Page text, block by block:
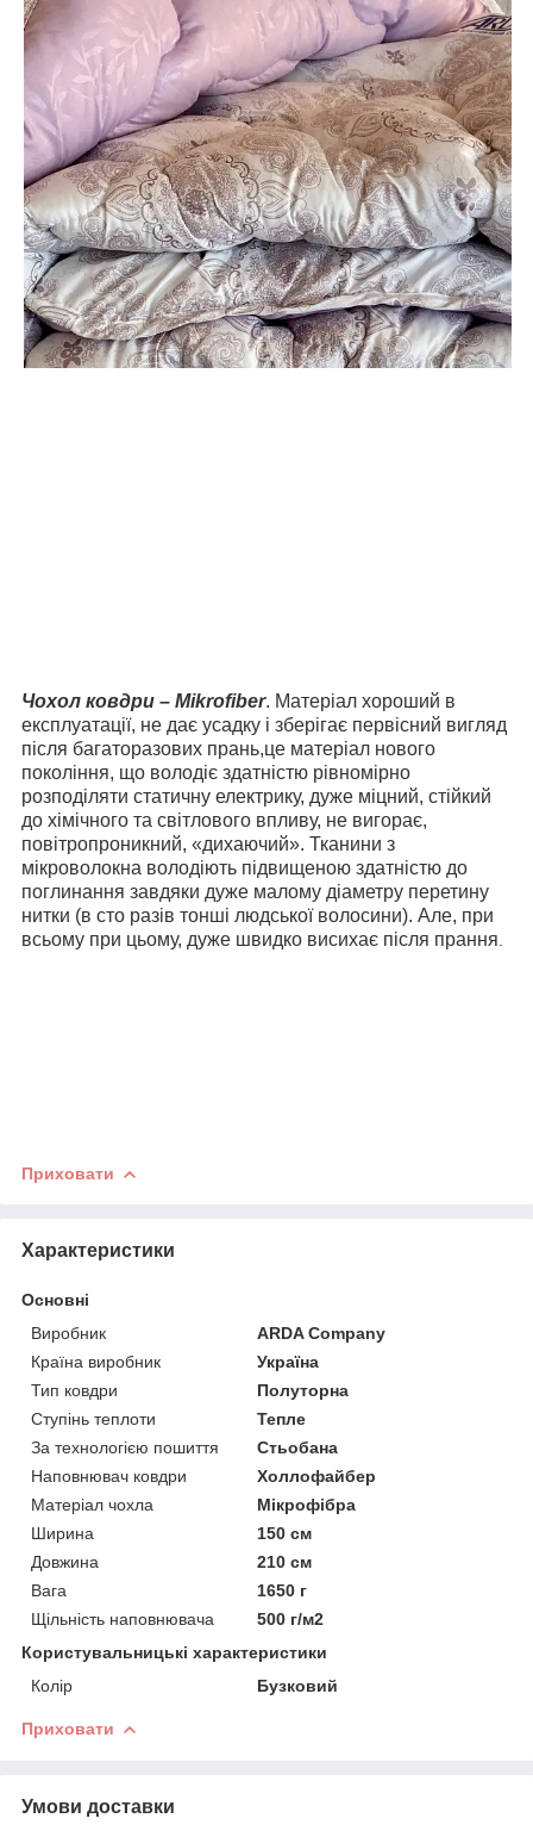
Чохол ковдри – Mikrofiber. Матеріал хороший в
експлуатації, не дає усадку і зберігає первісний вигляд
після багаторазових прань,це матеріал нового
покоління, що володіє здатністю рівномірно
розподіляти статичну електрику, дуже міцний, стійкий
до хімічного та світлового впливу, не вигорає,
повітропроникний, «дихаючий». Тканини з
мікроволокна володіють підвищеною здатністю до
поглинання завдяки дуже малому діаметру перетину
нитки (в сто разів тонші людської волосини). Але, при
всьому при цьому, дуже швидко висихає після прання
Приховати
Характеристики
Основні
Виробник
ARDA Company
Країна виробник
Україна
Тип ковдри
Полуторна
Ступінь теплоти
Тепле
За технологією пошиття
Стьобана
Наповнювач ковдри
Холлофайбер
Матеріал чохла
Мікрофібра
Ширина
150 см
Довжина
210 см
Вага
1650 г
Щільність наповнювача
500 г/м2
Користувальницькі характеристики
Колір
Бузковий
Приховати
Умови доставки